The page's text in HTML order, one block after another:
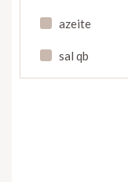
azeite
sal qb